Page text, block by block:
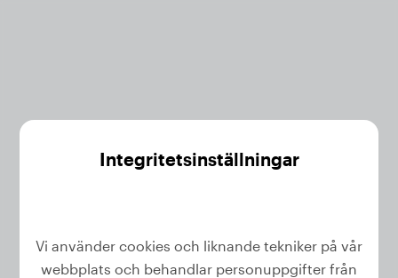
Integritetsinställningar
Vi använder cookies och liknande tekniker på vår
webbplats och behandlar personuppgifter från